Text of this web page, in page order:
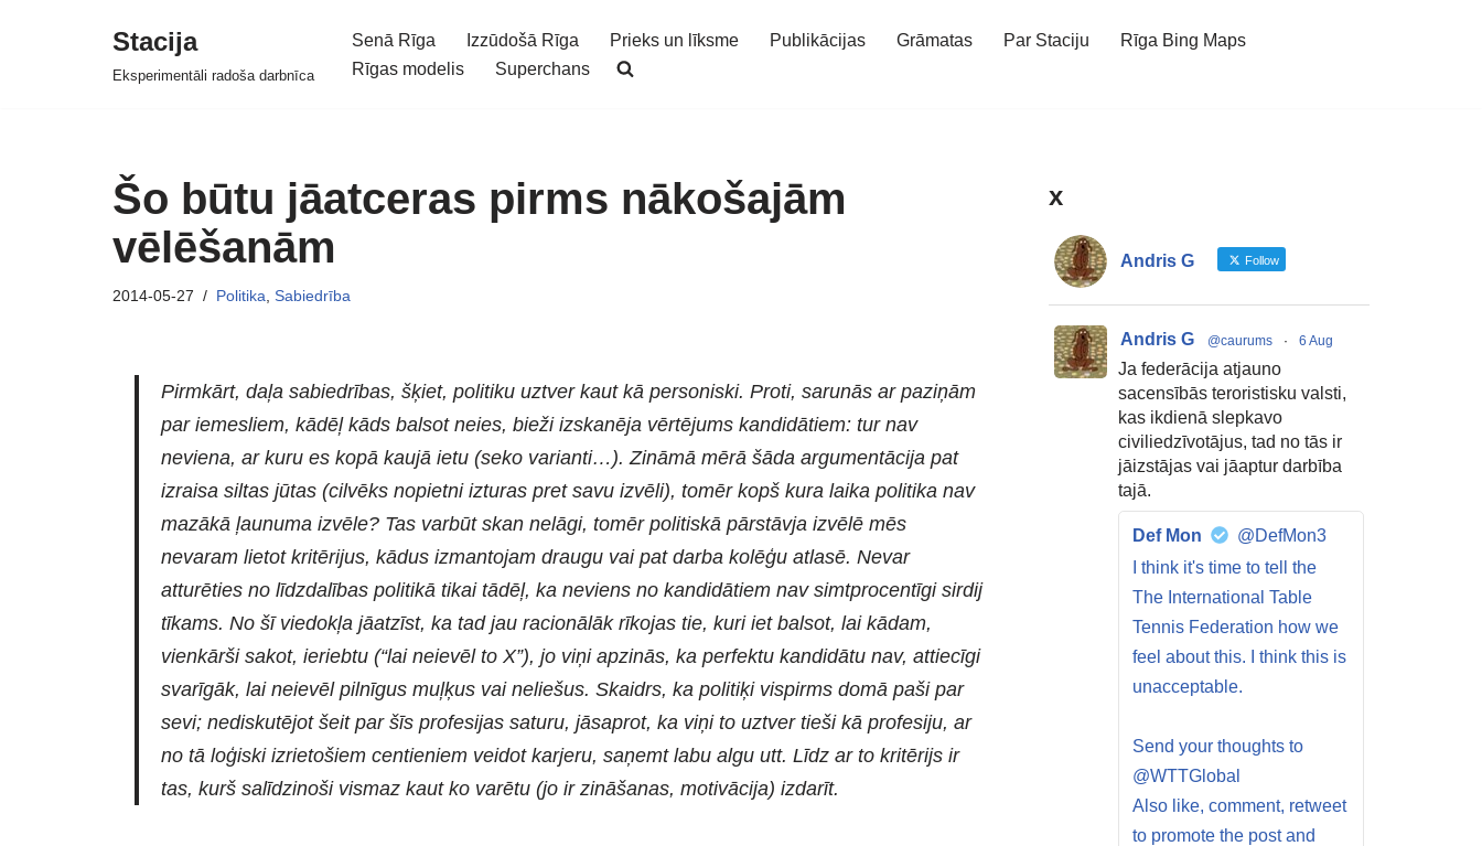
Stacija
Eksperimentāli radoša darbnīca
Senā Rīga Izzūdošā Rīga Prieks un līksme Publikācijas Grāmatas Par Staciju
Rīga Bing Maps
Rīgas modelis
Superchans
Šo būtu jāatceras pirms nākošajām
vēlēšanām
2014-05-27 Politika Sabiedrība
Pirmkārt, daļa sabiedrības, šķiet, politiku uztver kaut kā personiski. Proti, sarunās ar paziņām
par iemesliem, kādēļ kāds balsot neies, bieži izskanēja vērtējums kandidātiem: tur nav
neviena, ar kuru es kopā kaujā ietu (seko varianti…). Zināmā mērā šāda argumentācija pat
izraisa siltas jūtas (cilvēks nopietni izturas pret savu izvēli), tomēr kopš kura laika politika nav
mazākā ļaunuma izvēle? Tas varbūt skan nelāgi, tomēr politiskā pārstāvja izvēlē mēs
nevaram lietot kritērijus, kādus izmantojam draugu vai pat darba kolēģu atlasē. Nevar
atturēties no līdzdalības politikā tikai tādēļ, ka neviens no kandidātiem nav simtprocentīgi sirdij
tīkams. No šī viedokļa jāatzīst, ka tad jau racionālāk rīkojas tie, kuri iet balsot, lai kādam,
vienkārši sakot, ieriebtu (“lai neievēl to X”), jo viņi apzinās, ka perfektu kandidātu nav, attiecīgi
svarīgāk, lai neievēl pilnīgus muļķus vai neliešus. Skaidrs, ka politiķi vispirms domā paši par
sevi; nediskutējot šeit par šīs profesijas saturu, jāsaprot, ka viņi to uztver tieši kā profesiju, ar
no tā loģiski izrietošiem centieniem veidot karjeru, saņemt labu algu utt. Līdz ar to kritērijs ir
tas, kurš salīdzinoši vismaz kaut ko varētu (jo ir zināšanas, motivācija) izdarīt.
x
Andris G Follow
Andris G @caurums · 6 Aug
Ja federācija atjauno
sacensībās teroristisku valsti,
kas ikdienā slepkavo
civiliedzīvotājus, tad no tās ir
jāizstājas vai jāaptur darbība
tajā.
Def Mon
@DefMon3
I think it's time to tell the
The International Table
Tennis Federation how we
feel about this. I think this is
unacceptable.
Send your thoughts to
@WTTGlobal
Also like, comment, retweet
to promote the post and